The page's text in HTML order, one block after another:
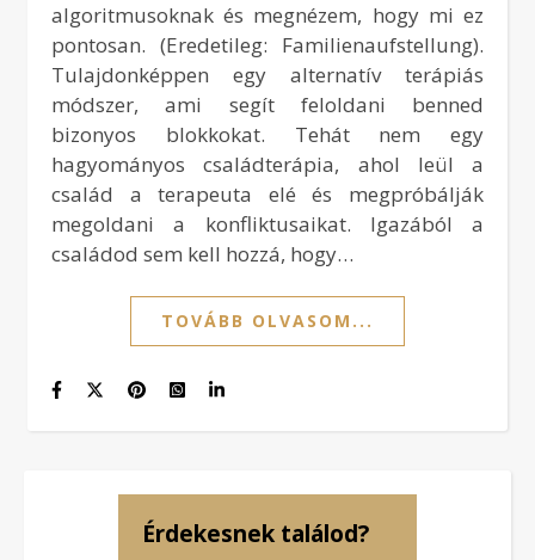
algoritmusoknak és megnézem, hogy mi ez
pontosan. (Eredetileg: Familienaufstellung).
Tulajdonképpen egy alternatív terápiás
módszer, ami segít feloldani benned
bizonyos blokkokat. Tehát nem egy
hagyományos családterápia, ahol leül a
család a terapeuta elé és megpróbálják
megoldani a konfliktusaikat. Igazából a
családod sem kell hozzá, hogy…
TOVÁBB OLVASOM...
Érdekesnek találod?